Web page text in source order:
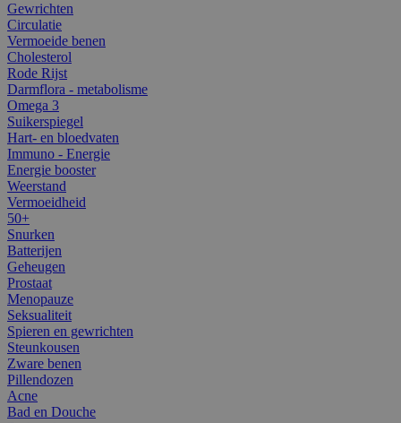
Gewrichten
Circulatie
Vermoeide benen
Cholesterol
Rode Rijst
Darmflora - metabolisme
Omega 3
Suikerspiegel
Hart- en bloedvaten
Immuno - Energie
Energie booster
Weerstand
Vermoeidheid
50+
Snurken
Batterijen
Geheugen
Prostaat
Menopauze
Seksualiteit
Spieren en gewrichten
Steunkousen
Zware benen
Pillendozen
Acne
Bad en Douche